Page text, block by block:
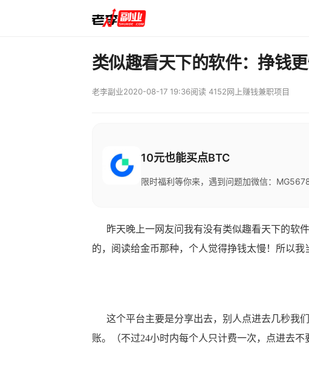
类似趣看天下的软件：挣钱更
老李副业2020-08-17 19:36阅读 4152网上赚钱兼职项目
10元也能买点BTC
限时福利等你来，遇到问题加微信：
昨天晚上一网友问我有没有类似趣看天下的软
的，阅读给金币那种，个人觉得挣钱太慢！所以我
这个平台主要是分享出去，别人点进去几秒我们
账。（不过24小时内每个人只计费一次，点进去不